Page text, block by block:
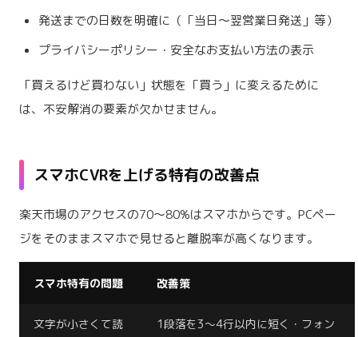
発送までの日数を明確に（「当日〜翌営業日発送」等）
プライバシーポリシー・安全なお支払い方法の表示
「買えるけど買わない」状態を「買う」に変えるために
は、不安解消の要素が欠かせません。
スマホCVRを上げる特有の改善点
楽天市場のアクセスの70〜80%はスマホからです。PCペー
ジをそのままスマホで見せると離脱率が高くなります。
スマホ特有の問題 改善策
文字が小さくて読
1段落を3〜4行以内に短く・フォン